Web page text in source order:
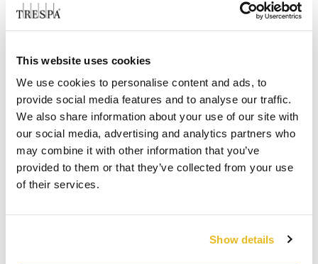
This website uses cookies
We use cookies to personalise content and ads, to
provide social media features and to analyse our traffic.
We also share information about your use of our site with
our social media, advertising and analytics partners who
may combine it with other information that you’ve
provided to them or that they’ve collected from your use
of their services.
Show details
Vigo Pontevedra